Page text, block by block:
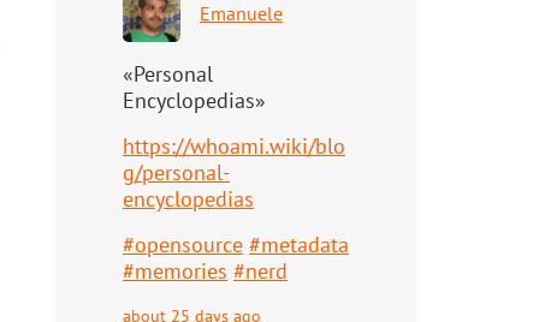
Emanuele
«Personal
Encyclopedias»
https://whoami.wiki/blo
g/personal-
encyclopedias
#opensource #metadata
#memories #nerd
about 25 days ago